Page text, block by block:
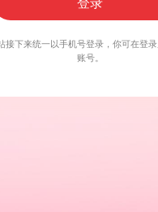
接下来统一以手机号登录，你可在登
账号。